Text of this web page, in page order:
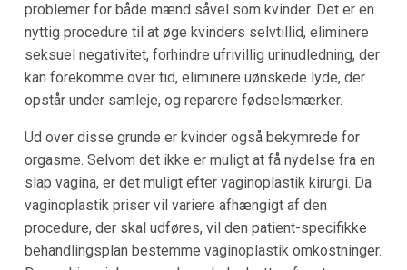
problemer for både mænd såvel som kvinder. Det er en
nyttig procedure til at øge kvinders selvtillid, eliminere
seksuel negativitet, forhindre ufrivillig urinudledning, der
kan forekomme over tid, eliminere uønskede lyde, der
opstår under samleje, og reparere fødselsmærker.
Ud over disse grunde er kvinder også bekymrede for
orgasme. Selvom det ikke er muligt at få nydelse fra en
slap vagina, er det muligt efter vaginoplastik kirurgi. Da
vaginoplastik priser vil variere afhængigt af den
procedure, der skal udføres, vil den patient-specifikke
behandlingsplan bestemme vaginoplastik omkostninger.